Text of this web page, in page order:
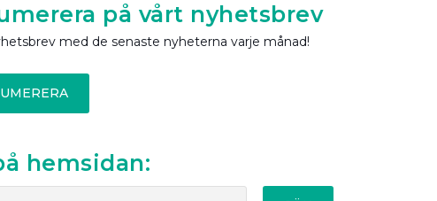
på vårt nyhetsbrev
med de senaste nyheterna varje månad!
hemsidan: